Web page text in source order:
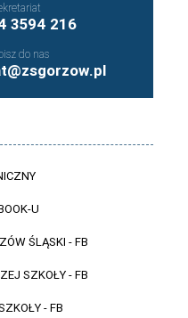
3594 216
do nas
U
ŚLĄSKI - FB
SZKOŁY - FB
- FB